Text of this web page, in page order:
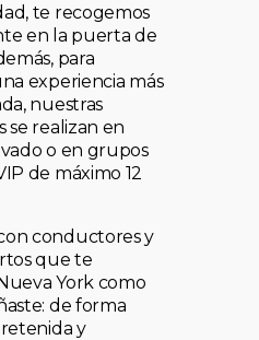
te recogemos
en la puerta de
para
experiencia más
nuestras
se realizan en
o en grupos
de máximo 12
conductores y
que te
York como
de forma
y